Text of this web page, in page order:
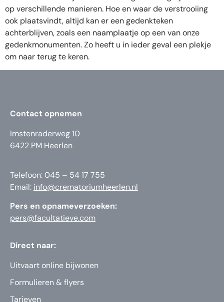
op verschillende manieren. Hoe en waar de verstrooiing
ook plaatsvindt, altijd kan er een gedenkteken
achterblijven, zoals een naamplaatje op een van onze
gedenkmonumenten. Zo heeft u in ieder geval een plekje
om naar terug te keren.
Contact opnemen
Imstenraderweg 10
6422 PM Heerlen
Telefoon: 045 – 54 17 755
Email: info@crematoriumheerlen.nl
Pers en opnameverzoeken:
pers@facultatieve.com
Direct naar:
Uitvaart online bijwonen
Formulieren & flyers
Tarieven